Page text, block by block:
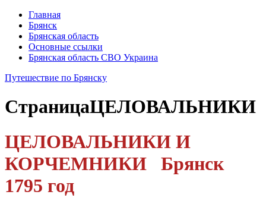
Главная
Брянск
Брянская область
Основные ссылки
Брянская область СВО Украина
Путешествие по Брянску
СтраницаЦЕЛОВАЛЬНИКИ
ЦЕЛОВАЛЬНИКИ И
КОРЧЕМНИКИ Брянск
1795 год